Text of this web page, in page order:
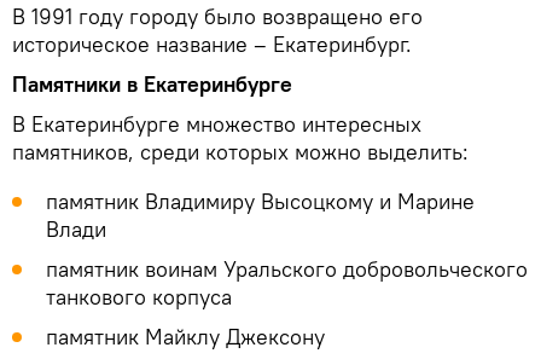
В 1991 году городу было возвращено его
историческое название – Екатеринбург.
Памятники в Екатеринбурге
В Екатеринбурге множество интересных
памятников, среди которых можно выделить:
памятник Владимиру Высоцкому и Марине
Влади
памятник воинам Уральского добровольческого
танкового корпуса
памятник Майклу Джексону